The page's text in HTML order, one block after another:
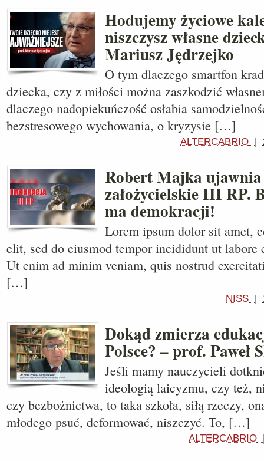
Hodujemy życiowe
niszczysz własne
Mariusz Jędrzejko
O tym dlaczego smartfon
dziecka, czy z miłości można zaszkodzić
dlaczego nadopiekuńczość osłabia
bezstresowego wychowania, o kryzysie […]
ALTERCABRIO |
Robert Majka ujawnia
założycielskie III RP.
ma demokracji!
Lorem ipsum dolor sit amet,
elit, sed do eiusmod tempor incididunt ut labore
Ut enim ad minim veniam, quis nostrud
[…]
NISS |
Dokąd zmierza
Polsce? – prof. Paweł
Jeśli mamy nauczycieli
ideologią laicyzmu, czy też,
czy bezbożnictwa, to taka szkoła, siłą rzeczy,
młodego psuć, deformować, niszczyć. To, […]
ALTERCABRIO